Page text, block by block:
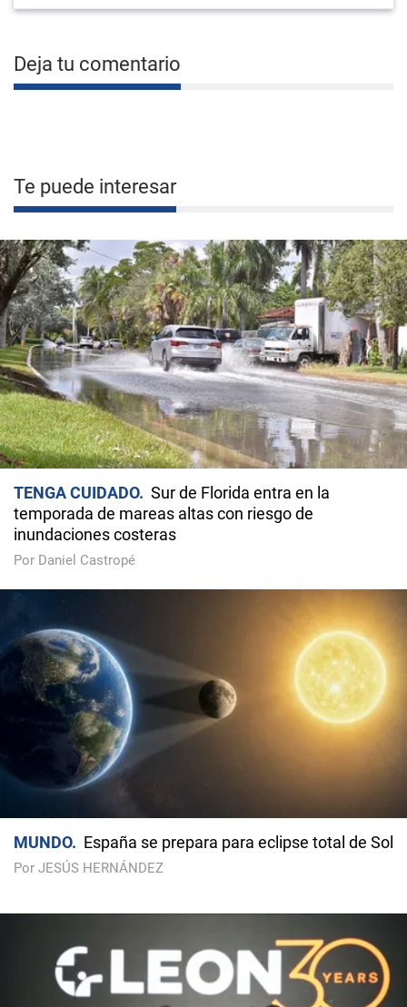
Deja tu comentario
Te puede interesar
TENGA CUIDADO
Sur de Florida entra en la
temporada de mareas altas con riesgo de
inundaciones costeras
Por Daniel Castropé
MUNDO España se prepara para eclipse total de Sol
Por JESÚS HERNÁNDEZ